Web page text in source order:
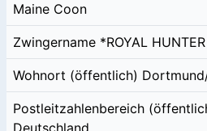
Maine Coon
Zwingername *ROYAL
Wohnort (öffentlich)
Postleitzahlenbereich